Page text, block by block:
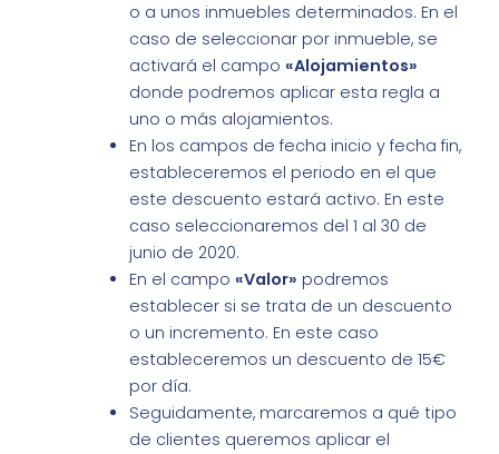
o a unos inmuebles determinados. En el
caso de seleccionar por inmueble, se
activará el campo «Alojamientos»
donde podremos aplicar esta regla a
uno o más alojamientos.
En los campos de fecha inicio y fecha fin,
estableceremos el periodo en el que
este descuento estará activo. En este
caso seleccionaremos del 1 al 30 de
junio de 2020.
En el campo «Valor» podremos
establecer si se trata de un descuento
o un incremento. En este caso
estableceremos un descuento de 15€
por día.
Seguidamente, marcaremos a qué tipo
de clientes queremos aplicar el